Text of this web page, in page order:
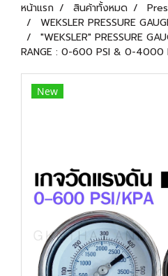
หน้าแรก สินค้าทั้งหมด
WEKSLER PRESSURE
"WEKSLER" PRESSURE
RANGE : 0-600 PSI & 0-4000
New